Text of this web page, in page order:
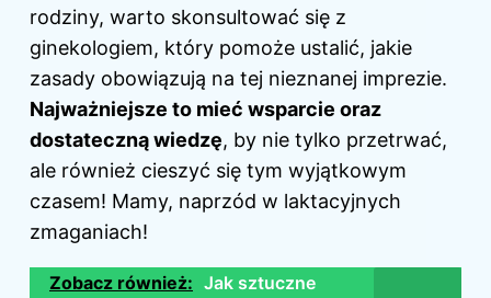
rodziny, warto skonsultować się z
ginekologiem, który pomoże ustalić, jakie
zasady obowiązują na tej nieznanej imprezie.
Najważniejsze to mieć wsparcie oraz
dostateczną wiedzę, by nie tylko przetrwać,
ale również cieszyć się tym wyjątkowym
czasem! Mamy, naprzód w laktacyjnych
zmaganiach!
Zobacz również: Jak sztuczne